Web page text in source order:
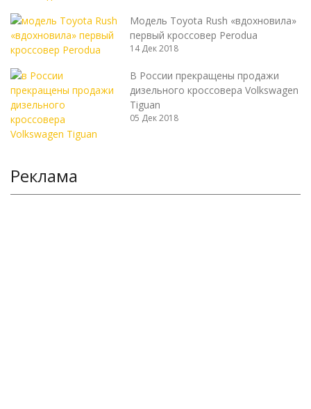
Модель Toyota Rush «вдохновила»
первый кроссовер Perodua
14 Дек 2018
В России прекращены продажи
дизельного кроссовера Volkswagen
Tiguan
05 Дек 2018
Реклама